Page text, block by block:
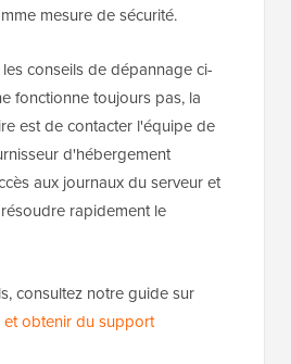
mesure de sécurité.
conseils de dépannage ci-
fonctionne toujours pas, la
est de contacter l'équipe de
d'hébergement
aux journaux du serveur et
rapidement le
consultez notre guide sur
obtenir du support